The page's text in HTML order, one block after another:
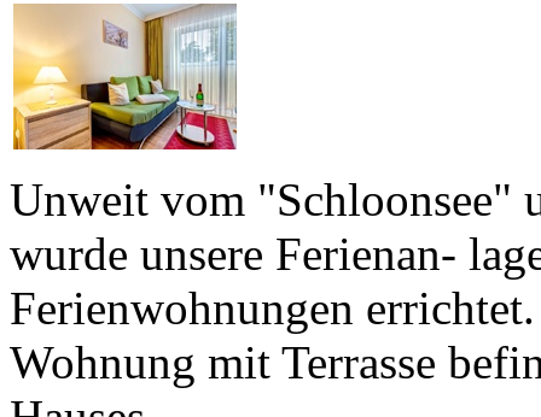
Unweit vom "Schloonsee"
wurde unsere Ferienan-
Ferienwohnungen
Wohnung mit Terrasse